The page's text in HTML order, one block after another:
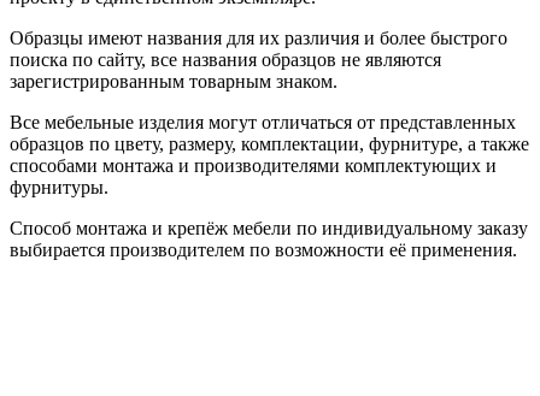
Образцы имеют названия для их различия и более быстрого
поиска по сайту, все названия образцов не являются
зарегистрированным товарным знаком.
Все мебельные изделия могут отличаться от представленных
образцов по цвету, размеру, комплектации, фурнитуре, а также
способами монтажа и производителями комплектующих и
фурнитуры.
Способ монтажа и крепёж мебели по индивидуальному заказу
выбирается производителем по возможности её применения.